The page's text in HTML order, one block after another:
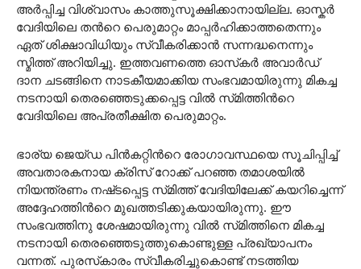
അര്‍പ്പിച്ച വിശ്വാസം കാത്തുസൂക്ഷിക്കാനായില്ല. ഓസ്കര്‍
വേദിയിലെ തന്‍റെ പെരുമാറ്റം മാപ്പര്‍ഹിക്കാത്തതെന്നും
ഏത് ശിക്ഷാവിധിയും സ്വീകരിക്കാന്‍ സന്നദ്ധനെന്നും
സ്മിത്ത് അറിയിച്ചു. ഇത്തവണത്തെ ഓസ്‍കര്‍ അവാര്‍ഡ്‍
ദാന ചടങ്ങിനെ നാടകീയമാക്കിയ സംഭവമായിരുന്നു മികച്ച
നടനായി തെരഞ്ഞെടുക്കപ്പെട്ട വില്‍ സ്‍മിത്തിന്‍റെ
വേദിയിലെ അപ്രതീക്ഷിത പെരുമാറ്റം.
ഭാര്യ ജെയ്‍ഡ പിന്‍കറ്റിന്‍റെ രോഗാവസ്ഥയെ സൂചിപ്പിച്ച്‌
അവതാരകനായ ക്രിസ് റോക്ക് പറഞ്ഞ തമാശയില്‍
നിയന്ത്രണം നഷ്‍ടപ്പെട്ട സ്‍മിത്ത് വേദിയിലേക്ക് കയറിച്ചെന്ന്
അദ്ദേഹത്തിന്‍റെ മുഖത്തടിക്കുകയായിരുന്നു. ഈ
സംഭവത്തിനു ശേഷമായിരുന്നു വില്‍ സ്‍മിത്തിനെ മികച്ച
നടനായി തെരഞ്ഞെടുത്തുകൊണ്ടുള്ള പ്രഖ്യാപനം
വന്നത്. പുരസ്‍കാരം സ്വീകരിച്ചുകൊണ്ട് നടത്തിയ